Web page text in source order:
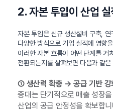
2. 자본 투입이 산업
자본 투입은 신규 생산설비 구축,
다양한 방식으로 기업 실적에 영향
이러한 자본 흐름이 어떤 단계를 거
전환되는지를 살펴보면 다음과 같
① 생산력 확충 → 공급 기반 강
증대는 단기적으로 매출 성장
산업의 공급 안정성을 확보합